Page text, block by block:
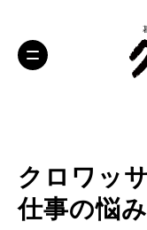
クロワッ
仕事の悩